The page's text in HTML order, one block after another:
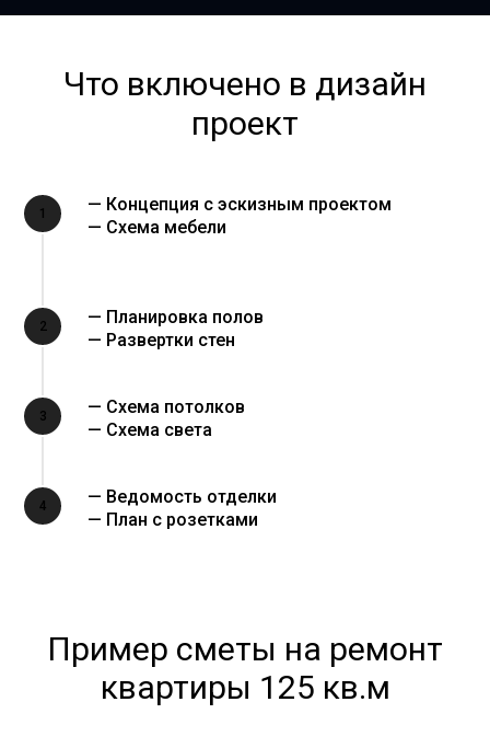
Что включено в дизайн
проект
1
— Концепция с эскизным проектом
— Схема мебели
2
— Планировка полов
— Развертки стен
3
— Схема потолков
— Схема света
4
— Ведомость отделки
— План с розетками
Пример сметы на ремонт
квартиры 125 кв.м